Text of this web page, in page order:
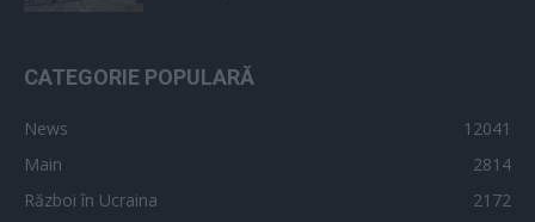
CATEGORIE POPULARĂ
News
12041
Main
2814
Război în Ucraina
2172